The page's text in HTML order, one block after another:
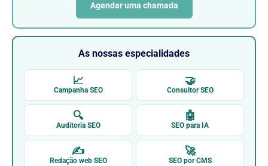
Agendar uma chamada
As nossas especialidades
📈
Campanha SEO
🤝
Consultor SEO
🔍
Auditoria SEO
🤖
SEO para IA
✍
Redação web SEO
🚀
SEO por CMS